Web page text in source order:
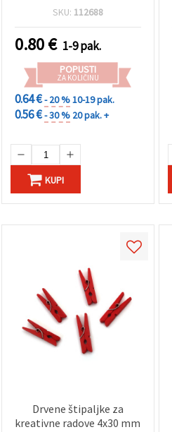
komada
SKU: 112688
0.80€ 1-9 pak.
POPUSTI
ZA KOLIČINU
0.64 €- 20 %10-19 pak.
0.56 €- 30 % 20 pak. +
KUPI
Drvene štipaljke za
kreativne radove 4x30 mm